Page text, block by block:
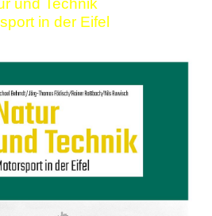
und Technik
in der Eifel